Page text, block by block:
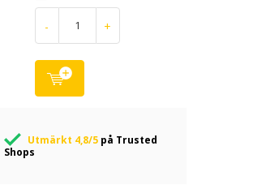
- +
Utmärkt 4,8/5på Trusted
Shops